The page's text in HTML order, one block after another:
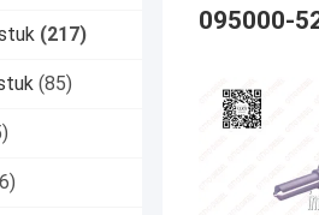
(217)
(85)
095000-